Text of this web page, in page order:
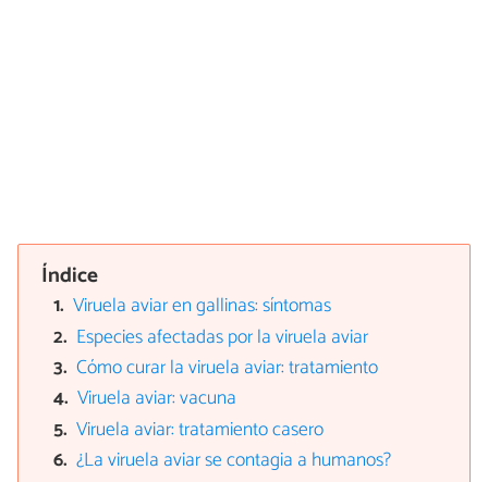
Índice
Viruela aviar en gallinas: síntomas
Especies afectadas por la viruela aviar
Cómo curar la viruela aviar: tratamiento
Viruela aviar: vacuna
Viruela aviar: tratamiento casero
¿La viruela aviar se contagia a humanos?